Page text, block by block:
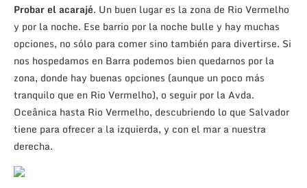
Probar el acarajé. Un buen lugar es la zona de Rio Vermelho
y por la noche. Ese barrio por la noche bulle y hay muchas
opciones, no sólo para comer sino también para divertirse. Si
nos hospedamos en Barra podemos bien quedarnos por la
zona, donde hay buenas opciones (aunque un poco más
tranquilo que en Rio Vermelho), o seguir por la Avda.
Oceânica hasta Rio Vermelho, descubriendo lo que Salvador
tiene para ofrecer a la izquierda, y con el mar a nuestra
derecha.